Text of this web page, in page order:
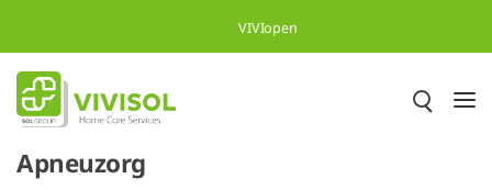
Overslaan en naar hoofdinhoud gaan
VIVIopen
Apneuzorg